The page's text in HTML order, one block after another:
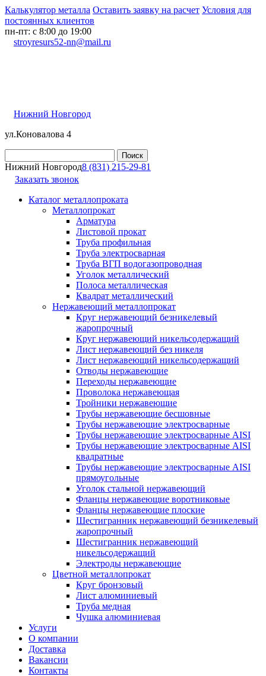
Калькулятор металла Оставить заявку на расчет Условия для
постоянных клиентов
пн-пт: с 8:00 до 19:00
stroyresurs52-nn@mail.ru
Нижний Новгород
ул.Коновалова 4
Нижний Новгород8 (831) 215-29-81
Заказать звонок
Каталог металлопроката
Металлопрокат
Арматура
Листовой прокат
Труба профильная
Труба электросварная
Труба ВГП водогазопроводная
Уголок металлический
Полоса металлическая
Квадрат металлический
Нержавеющий металлопрокат
Круг нержавеющий безникелевый
жаропрочный
Круг нержавеющий никельсодержащий
Лист нержавеющий без никеля
Лист нержавеющий никельсодержащий
Отводы нержавеющие
Переходы нержавеющие
Проволока нержавеющая
Тройники нержавеющие
Трубы нержавеющие бесшовные
Трубы нержавеющие электросварные
Трубы нержавеющие электросварные AISI
Трубы нержавеющие электросварные AISI
квадратные
Трубы нержавеющие электросварные AISI
прямоугольные
Уголок стальной нержавеющий
Фланцы нержавеющие воротниковые
Фланцы нержавеющие плоские
Шестигранник нержавеющий безникелевый
жаропрочный
Шестигранник нержавеющий
никельсодержащий
Электроды нержавеющие
Цветной металлопрокат
Круг бронзовый
Лист алюминиевый
Труба медная
Чушка алюминиевая
Услуги
О компании
Доставка
Вакансии
Контакты